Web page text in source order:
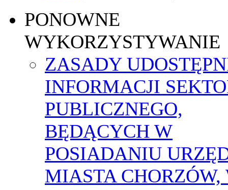
PONOWNE
WYKORZYSTYWANIE
ZASADY
INFORMACJI
PUBLICZNEGO,
BĘDĄCYCH W
POSIADANIU
MIASTA CHORZÓW,